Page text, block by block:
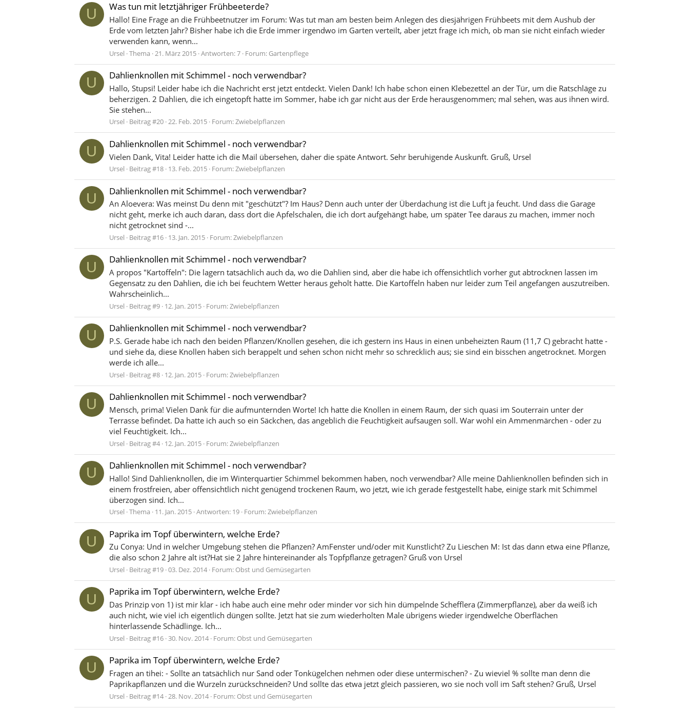
U Was tun mit letztjähriger Frühbeeterde?
Hallo! Eine Frage an die Frühbeetnutzer im Forum: Was tut man am besten beim Anlegen des diesjährigen Frühbeets mit dem Aushub der
Erde vom letzten Jahr? Bisher habe ich die Erde immer irgendwo im Garten verteilt, aber jetzt frage ich mich, ob man sie nicht einfach wieder
verwenden kann, wenn...
Ursel Thema 21. März 2015 Antworten: 7 Forum: Gartenpflege
U Dahlienknollen mit Schimmel - noch verwendbar?
Hallo, Stupsi! Leider habe ich die Nachricht erst jetzt entdeckt. Vielen Dank! Ich habe schon einen Klebezettel an der Tür, um die Ratschläge zu
beherzigen. 2 Dahlien, die ich eingetopft hatte im Sommer, habe ich gar nicht aus der Erde herausgenommen; mal sehen, was aus ihnen wird.
Sie stehen...
Ursel Beitrag #20 22. Feb. 2015 Forum:Zwiebelpflanzen
U Dahlienknollen mit Schimmel - noch verwendbar?
Vielen Dank, Vita! Leider hatte ich die Mail übersehen, daher die späte Antwort. Sehr beruhigende Auskunft. Gruß, Ursel
Ursel Beitrag #18 13. Feb. 2015 Forum:Zwiebelpflanzen
U Dahlienknollen mit Schimmel - noch verwendbar?
An Aloevera: Was meinst Du denn mit "geschützt"? Im Haus? Denn auch unter der Überdachung ist die Luft ja feucht. Und dass die Garage
nicht geht, merke ich auch daran, dass dort die Apfelschalen, die ich dort aufgehängt habe, um später Tee daraus zu machen, immer noch
nicht getrocknet sind -...
Ursel Beitrag #16 13. Jan. 2015 Forum:Zwiebelpflanzen
U Dahlienknollen mit Schimmel - noch verwendbar?
A propos "Kartoffeln": Die lagern tatsächlich auch da, wo die Dahlien sind, aber die habe ich offensichtlich vorher gut abtrocknen lassen im
Gegensatz zu den Dahlien, die ich bei feuchtem Wetter heraus geholt hatte. Die Kartoffeln haben nur leider zum Teil angefangen auszutreiben.
Wahrscheinlich...
Ursel Beitrag #9 12. Jan. 2015 Forum:Zwiebelpflanzen
U Dahlienknollen mit Schimmel - noch verwendbar?
P.S. Gerade habe ich nach den beiden Pflanzen/Knollen gesehen, die ich gestern ins Haus in einen unbeheizten Raum (11,7 C) gebracht hatte -
und siehe da, diese Knollen haben sich berappelt und sehen schon nicht mehr so schrecklich aus; sie sind ein bisschen angetrocknet. Morgen
werde ich alle...
Ursel Beitrag #8 12. Jan. 2015 Forum:Zwiebelpflanzen
U Dahlienknollen mit Schimmel - noch verwendbar?
Mensch, prima! Vielen Dank für die aufmunternden Worte! Ich hatte die Knollen in einem Raum, der sich quasi im Souterrain unter der
Terrasse befindet. Da hatte ich auch so ein Säckchen, das angeblich die Feuchtigkeit aufsaugen soll. War wohl ein Ammenmärchen - oder zu
viel Feuchtigkeit. Ich...
Ursel Beitrag #4 12. Jan. 2015 Forum:Zwiebelpflanzen
U Dahlienknollen mit Schimmel - noch verwendbar?
Hallo! Sind Dahlienknollen, die im Winterquartier Schimmel bekommen haben, noch verwendbar? Alle meine Dahlienknollen befinden sich in
einem frostfreien, aber offensichtlich nicht genügend trockenen Raum, wo jetzt, wie ich gerade festgestellt habe, einige stark mit Schimmel
überzogen sind. Ich...
Ursel Thema 11. Jan. 2015 Antworten: 19 Forum:Zwiebelpflanzen
U Paprika im Topf überwintern, welche Erde?
Zu Conya: Und in welcher Umgebung stehen die Pflanzen? AmFenster und/oder mit Kunstlicht? Zu Lieschen M: Ist das dann etwa eine Pflanze,
die also schon 2 Jahre alt ist?Hat sie 2 Jahre hintereinander als Topfpflanze getragen? Gruß von Ursel
Ursel Beitrag #19 03. Dez. 2014 Forum: Obst und Gemüsegarten
U Paprika im Topf überwintern, welche Erde?
Das Prinzip von 1) ist mir klar - ich habe auch eine mehr oder minder vor sich hin dümpelnde Schefflera (Zimmerpflanze), aber da weiß ich
auch nicht, wie viel ich eigentlich düngen sollte. Jetzt hat sie zum wiederholten Male übrigens wieder irgendwelche Oberflächen
hinterlassende Schädlinge. Ich...
Ursel Beitrag #16 30. Nov. 2014 Forum: Obst und Gemüsegarten
U Paprika im Topf überwintern, welche Erde?
Fragen an tihei: - Sollte an tatsächlich nur Sand oder Tonkügelchen nehmen oder diese untermischen? - Zu wieviel % sollte man denn die
Paprikapflanzen und die Wurzeln zurückschneiden? Und sollte das etwa jetzt gleich passieren, wo sie noch voll im Saft stehen? Gruß, Ursel
Ursel Beitrag #14 28. Nov. 2014 Forum: Obst und Gemüsegarten